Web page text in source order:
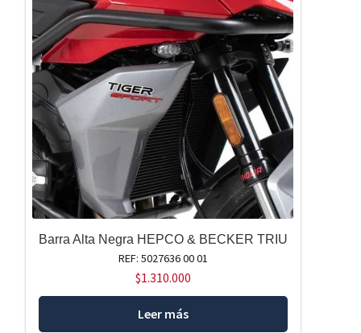
Barra Alta Negra HEPCO & BECKER TRIU
REF: 5027636 00 01
$1.310.000
Leer más